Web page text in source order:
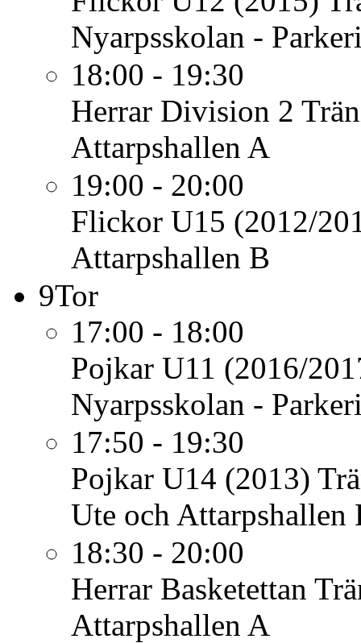
Nyarpsskolan -
18:00 - 19:30
Herrar Division 2
Attarpshallen A
19:00 - 20:00
Flickor U15 (2012/
Attarpshallen B
9Tor
17:00 - 18:00
Pojkar U11 (2016/
Nyarpsskolan -
17:50 - 19:30
Pojkar U14 (2013)
Ute och Attarpshallen
18:30 - 20:00
Herrar Basketettan
Attarpshallen A